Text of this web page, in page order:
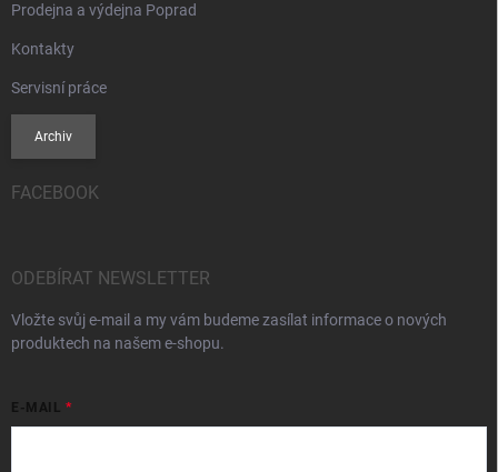
Prodejna a výdejna Poprad
Kontakty
Servisní práce
Archiv
FACEBOOK
ODEBÍRAT NEWSLETTER
Vložte svůj e-mail a my vám budeme zasílat informace o nových
produktech na našem e-shopu.
E-MAIL